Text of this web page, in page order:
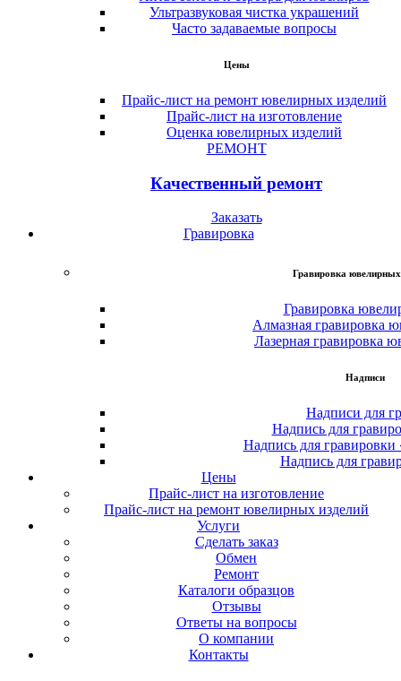
Ультразвуковая чистка украшений
Часто задаваемые вопросы
Цены
Прайс-лист на ремонт ювелирных изделий
Прайс-лист на изготовление
Оценка ювелирных изделий
РЕМОНТ
Качественный ремонт
Заказать
Гравировка
Гравировка ювелирных
Гравировка
Алмазная гравировка
Лазерная гравировка
Надписи
Надписи для
Надпись для
Надпись для
Надпись для
Цены
Прайс-лист на изготовление
Прайс-лист на ремонт ювелирных изделий
Услуги
Сделать заказ
Обмен
Ремонт
Каталоги образцов
Отзывы
Ответы на вопросы
О компании
Контакты